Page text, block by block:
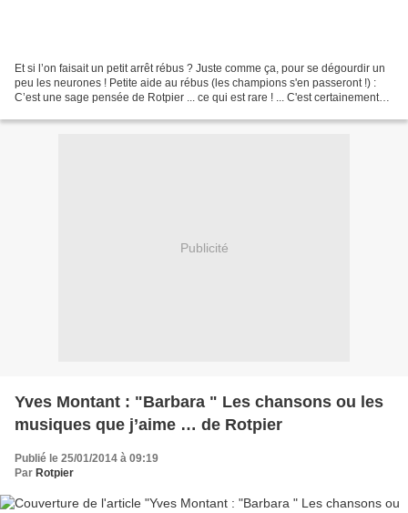
Et si l’on faisait un petit arrêt rébus ? Juste comme ça, pour se dégourdir un
peu les neurones ! Petite aide au rébus (les champions s'en passeront !) :
C’est une sage pensée de Rotpier ... ce qui est rare ! ... C'est certainement
Publicité
Yves Montant : "Barbara " Les chansons ou les
musiques que j’aime … de Rotpier
Publié le 25/01/2014 à 09:19
Par Rotpier